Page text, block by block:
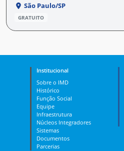
São Paulo/SP
GRATUITO
Institucional
Sobre o IMD
Histórico
Função Social
Equipe
Infraestrutura
Núcleos Integradores
Sistemas
Documentos
Parcerias